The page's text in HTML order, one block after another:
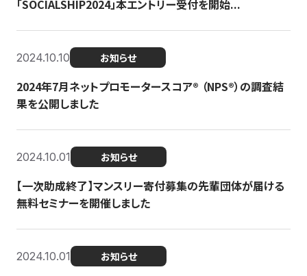
「SOCIALSHIP2024」本エントリー受付を開始...
2024.10.10 お知らせ
2024年7月ネットプロモータースコア®︎ （NPS®︎）の調査結
果を公開しました
2024.10.01 お知らせ
【一次助成終了】マンスリー寄付募集の先輩団体が届ける
無料セミナーを開催しました
2024.10.01 お知らせ